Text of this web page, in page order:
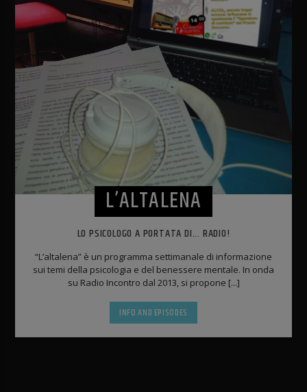
L’ALTALENA
LO PSICOLOGO A PORTATA DI... RADIO!
“L’altalena” è un programma settimanale di informazione
sui temi della psicologia e del benessere mentale. In onda
su Radio Incontro dal 2013, si propone [...]
INFO AND EPISODES